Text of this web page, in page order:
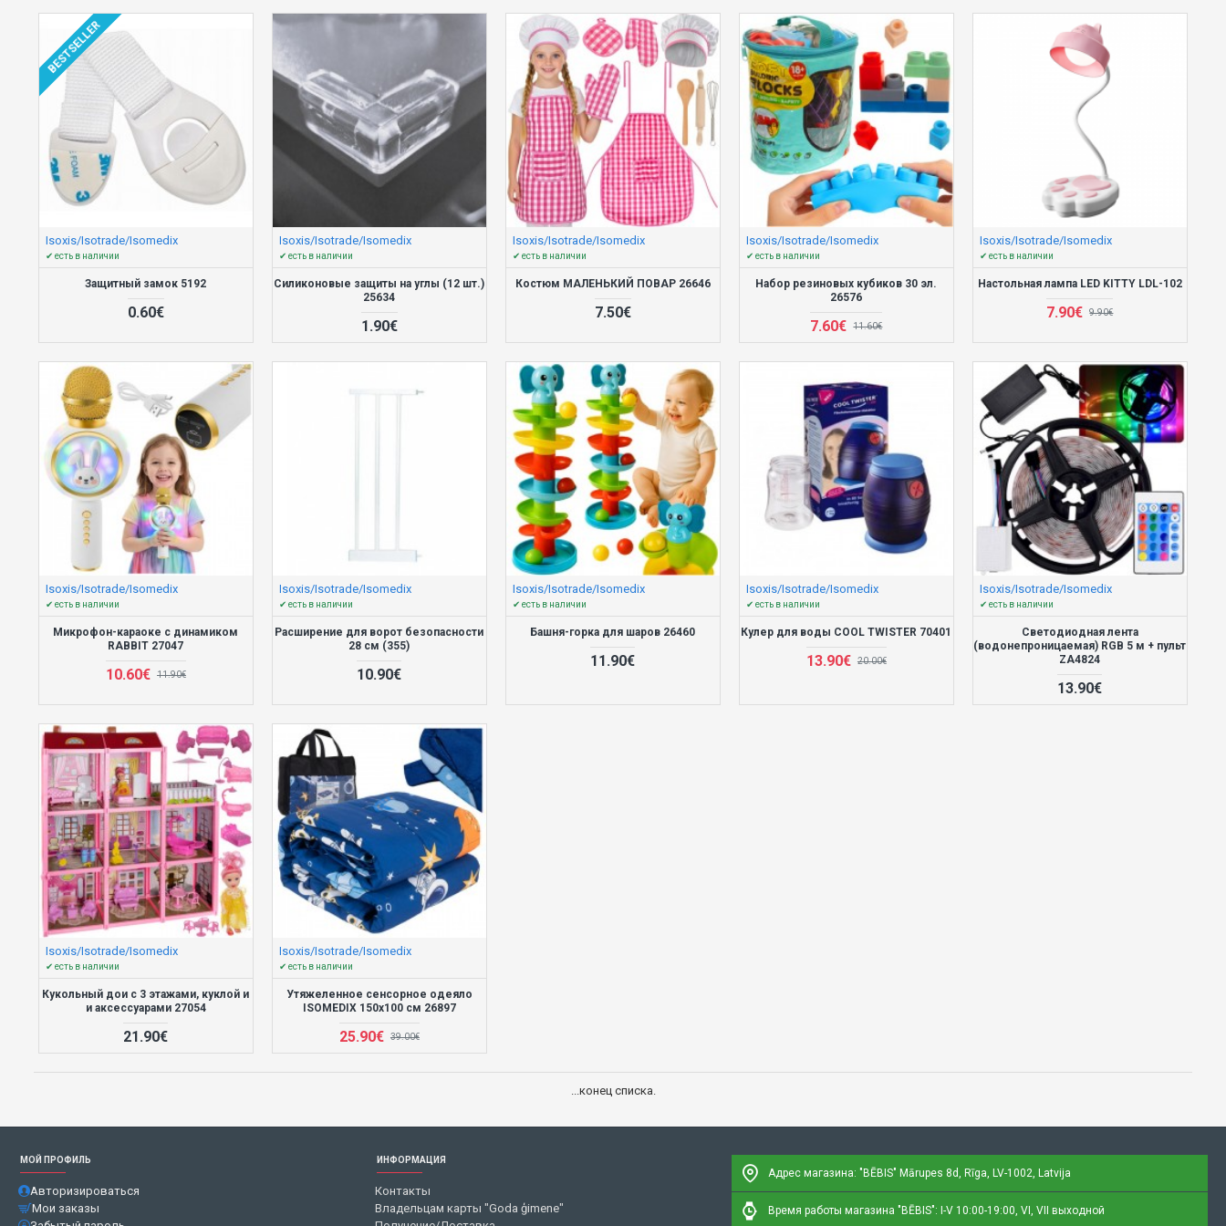
BESTSELLER
Isoxis/Isotrade/Isomedix
✔ есть в наличии
Защитный замок 5192
0.60€
Isoxis/Isotrade/Isomedix
✔ есть в наличии
Силиконовые защиты на углы (12 шт.)
25634
1.90€
Isoxis/Isotrade/Isomedix
✔ есть в наличии
Костюм МАЛЕНЬКИЙ ПОВАР 26646
7.50€
Isoxis/Isotrade/Isomedix
✔ есть в наличии
Набор резиновых кубиков 30 эл.
26576
7.60€ 11.60€
Isoxis/Isotrade/Isomedix
✔ есть в наличии
Настольная лампа LED KITTY LDL-102
7.90€ 9.90€
Isoxis/Isotrade/Isomedix
✔ есть в наличии
Микрофон-караоке с динамиком
RABBIT 27047
10.60€ 11.90€
Isoxis/Isotrade/Isomedix
✔ есть в наличии
Расширение для ворот безопасности
28 см (355)
10.90€
Isoxis/Isotrade/Isomedix
✔ есть в наличии
Башня-горка для шаров 26460
11.90€
Isoxis/Isotrade/Isomedix
✔ есть в наличии
Кулер для воды COOL TWISTER 70401
13.90€ 20.00€
Isoxis/Isotrade/Isomedix
✔ есть в наличии
Светодиодная лента
(водонепроницаемая) RGB 5 м + пульт
ZA4824
13.90€
Isoxis/Isotrade/Isomedix
✔ есть в наличии
Кукольный дои с 3 этажами, куклой и
и аксессуарами 27054
21.90€
Isoxis/Isotrade/Isomedix
✔ есть в наличии
Утяжеленное сенсорное одеяло
ISOMEDIX 150x100 см 26897
25.90€ 39.00€
...конец списка.
МОЙ ПРОФИЛЬ
Авторизироваться
Мои заказы
ИНФОРМАЦИЯ
Контакты
Владельцам карты "Goda ģimene"
Адрес магазина: "BĒBIS" Mārupes 8d, Rīga, LV-1002, Latvija
Время работы магазина "BĒBIS": I-V 10:00-19:00, VI, VII выходной